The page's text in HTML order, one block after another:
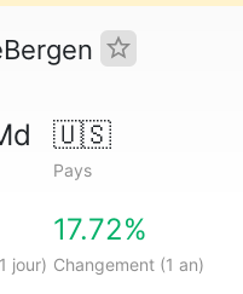
🇺🇸
Pays
jour)
17.72%
Changement (1 an)